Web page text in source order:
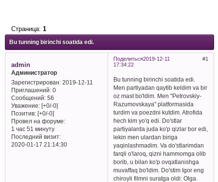
Bu tunning birinchi soatida edi.
Страница: 1
Поделиться 1
2019-12-11
17:34:22
admin
Администратор
Зарегистрирован: 2019-12-11
Приглашений:0
Сообщений:56
Уважение: [+0/-0]
Позитив: [+0/-0]
Провел на форуме:
1 час 51 минуту
Последний визит:
2020-01-17 21:14:30
Bu tunning birinchi soatida edi.
Men partiyadan qaytib keldim va bir
oz mast bo'ldim. Men "Petrovskiy-
Razumovskaya" platformasida
turdim va poezdni kutdim. Atrofida
hech kim yo'q edi. Do'stlar
partiyalarda juda ko'p qizlar bor edi,
lekin men ulardan biriga
yaqinlashmadim. Va do'stlarimdan
farqli o'laroq, qizni hammomga olib
borib, u bilan ko'p ovqatlanishga
muvaffaq bo'ldim. Do'stim Igor eng
chiroyli filmni suratga oldi: Olga.